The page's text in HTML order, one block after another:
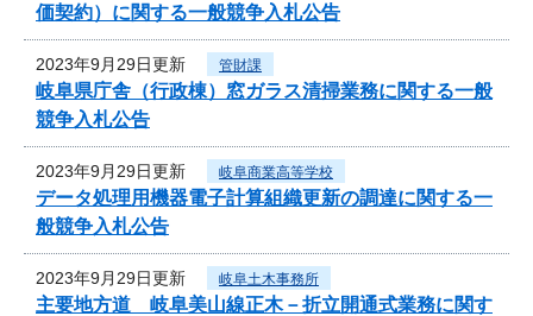
価契約）に関する一般競争入札公告
2023年9月29日更新 管財課
岐阜県庁舎（行政棟）窓ガラス清掃業務に関する一般
競争入札公告
2023年9月29日更新 岐阜商業高等学校
データ処理用機器電子計算組織更新の調達に関する一
般競争入札公告
2023年9月29日更新 岐阜土木事務所
主要地方道 岐阜美山線正木－折立開通式業務に関す